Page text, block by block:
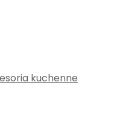
kuchenne